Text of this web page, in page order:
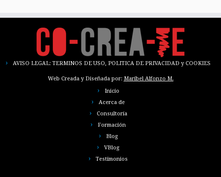
AVISO LEGAL: TERMINOS DE USO, POLITICA DE PRIVACIDAD y COOKIES
Web Creada y Diseñada por: Maribel Alfonzo M.
Inicio
Acerca de
Consultoría
Formación
Blog
VBlog
Testimonios